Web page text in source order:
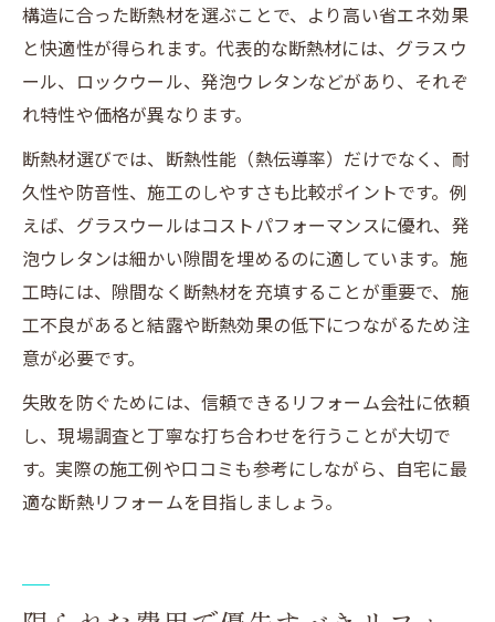
構造に合った断熱材を選ぶことで、より高い省エネ効果
と快適性が得られます。代表的な断熱材には、グラスウ
ール、ロックウール、発泡ウレタンなどがあり、それぞ
れ特性や価格が異なります。
断熱材選びでは、断熱性能（熱伝導率）だけでなく、耐
久性や防音性、施工のしやすさも比較ポイントです。例
えば、グラスウールはコストパフォーマンスに優れ、発
泡ウレタンは細かい隙間を埋めるのに適しています。施
工時には、隙間なく断熱材を充填することが重要で、施
工不良があると結露や断熱効果の低下につながるため注
意が必要です。
失敗を防ぐためには、信頼できるリフォーム会社に依頼
し、現場調査と丁寧な打ち合わせを行うことが大切で
す。実際の施工例や口コミも参考にしながら、自宅に最
適な断熱リフォームを目指しましょう。